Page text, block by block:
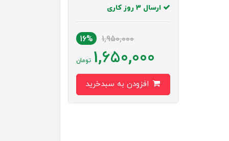
ارسال 3 روز کاری
1,950,000
16%
1,650,000 تومان